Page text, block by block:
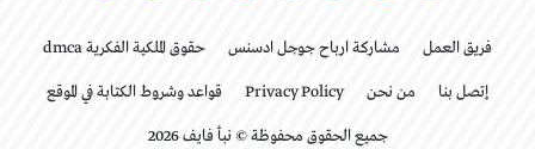
فريق العمل مشاركة ارباح جوجل ادسنس حقوق الملكية الفكرية dmca
إتصل بنا من نحن Privacy Policy قواعد وشروط الكتابة في الموقع
جميع الحقوق محفوظة © نبأ فايف 2026